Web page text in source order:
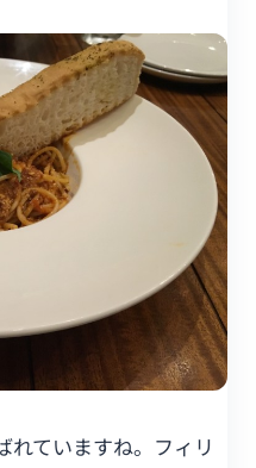
れていますね。フィリ